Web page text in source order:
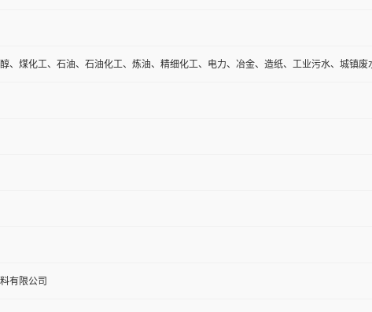
、煤化工、石油、石油化工、炼油、精细化工、电力、冶金、造纸、工业污水、城镇废
有限公司